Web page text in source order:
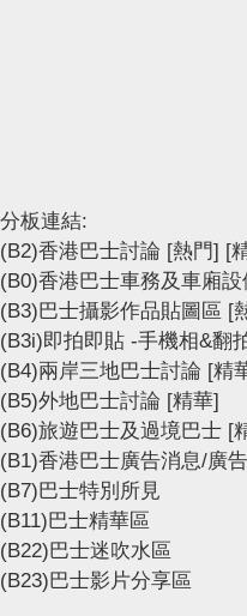
分板連結:
(B2)香港巴士討論 [熱門] [
(B0)香港巴士車務及車廂設
(B3)巴士攝影作品貼圖區 [
(B3i)即拍即貼 -手機相&翻
(B4)兩岸三地巴士討論 [精
(B5)外地巴士討論 [精華]
(B6)旅遊巴士及過境巴士 [
(B1)香港巴士廣告消息/廣
(B7)巴士特別所見
(B11)巴士精華區
(B22)巴士迷吹水區
(B23)巴士影片分享區